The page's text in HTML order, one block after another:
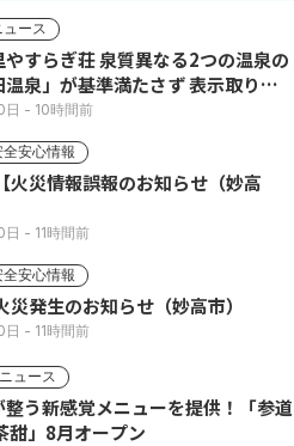
ュース
やすらぎ荘 泉質異なる2つの温泉の
温泉」が基準満たさず 表示取りや
日 - 10時間前
全安心情報
火災情報誤報のお知らせ（妙高
日 - 11時間前
全安心情報
災発生のお知らせ（妙高市）
日 - 11時間前
ニュース
う新感覚メニューを提供！「参道
甜」8月オープン